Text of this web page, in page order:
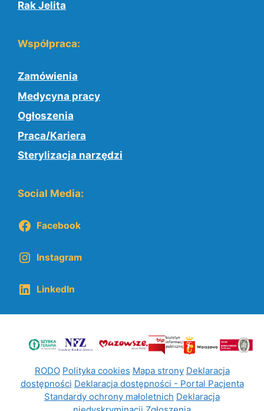
Rak Jelita
Współpraca:
Zamówienia
Medycyna pracy
Ogłoszenia
Praca/Kariera
Sterylizacja narzędzi
Social Media:
Facebook
Instagram
LinkedIn
RODO Polityka cookies Mapa strony Deklaracja
dostępności Deklaracja dostępności - Portal Pacjenta
Standardy ochrony małoletnich Deklaracja